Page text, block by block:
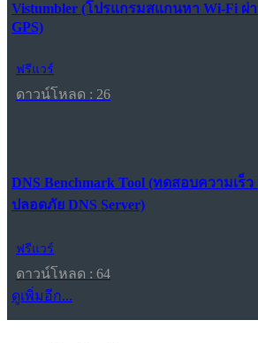
Vistumbler (โปรแกรมสแกนหา Wi-Fi ผ่
GPS)
ฟรีแวร์
ดาวน์โหลด : 26
DNS Benchmark Tool (ทดสอบความเร็
ปลอดภัย DNS Server)
ฟรีแวร์
ดาวน์โหลด : 64
ดูเพิ่มอีก...